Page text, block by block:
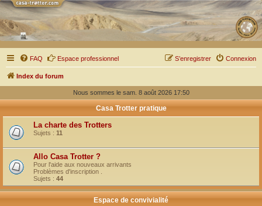
FAQ Espace professionnel Connexion
S’enregistrer
Index du forum
Nous sommes le sam. 8 août 2026 17:50
Casa Trotter pratique
La charte des Trotters
Sujets : 11
Allo Casa Trotter ?
Pour l'aide aux nouveaux arrivants
Problèmes d'inscription .
Sujets : 44
Espace de convivialité